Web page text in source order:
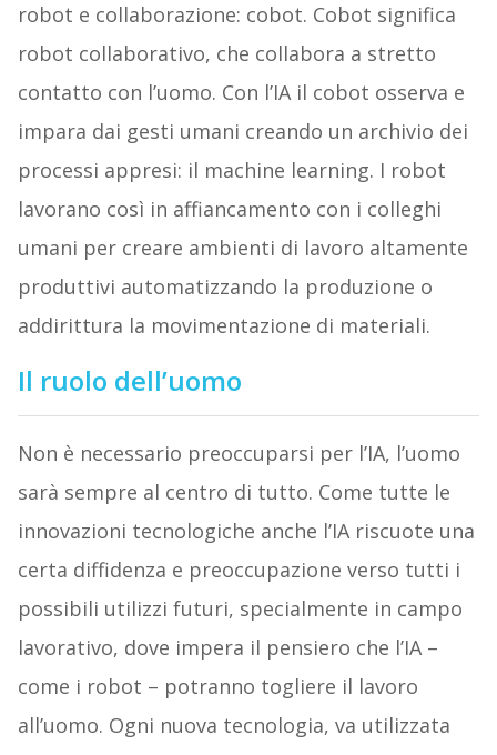
robot e collaborazione: cobot. Cobot significa
robot collaborativo, che collabora a stretto
contatto con l’uomo. Con l’IA il cobot osserva e
impara dai gesti umani creando un archivio dei
processi appresi: il machine learning. I robot
lavorano così in affiancamento con i colleghi
umani per creare ambienti di lavoro altamente
produttivi automatizzando la produzione o
addirittura la movimentazione di materiali.
Il ruolo dell’uomo
Non è necessario preoccuparsi per l’IA, l’uomo
sarà sempre al centro di tutto. Come tutte le
innovazioni tecnologiche anche l’IA riscuote una
certa diffidenza e preoccupazione verso tutti i
possibili utilizzi futuri, specialmente in campo
lavorativo, dove impera il pensiero che l’IA –
come i robot – potranno togliere il lavoro
all’uomo. Ogni nuova tecnologia, va utilizzata